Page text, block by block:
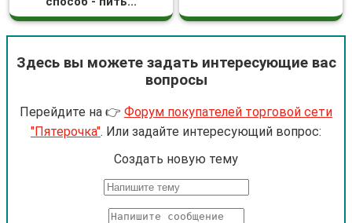
Здесь вы можете задать интересующие вас
вопросы
Перейдите на 👉 Форум покупателей торговой сети
"Пятерочка". Или задайте интересующий вопрос:
Cоздать новую тему